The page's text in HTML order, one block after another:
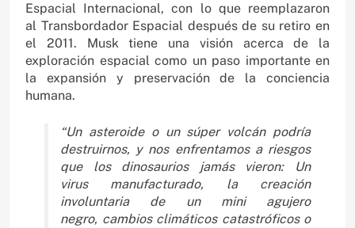
Espacial Internacional, con lo que reemplazaron
al Transbordador Espacial después de su retiro en
el 2011. Musk tiene una visión acerca de la
exploración espacial como un paso importante en
la expansión y preservación de la conciencia
humana.
“Un asteroide o un súper volcán podría
destruirnos, y nos enfrentamos a riesgos
que los dinosaurios jamás vieron: Un
virus manufacturado, la creación
involuntaria de un mini agujero
negro, cambios climáticos catastróficos o